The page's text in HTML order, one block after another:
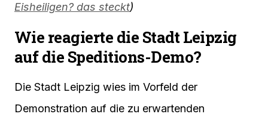
Eisheiligen? das steckt)
Wie reagierte die Stadt Leipzig
auf die Speditions-Demo?
Die Stadt Leipzig wies im Vorfeld der
Demonstration auf die zu erwartenden